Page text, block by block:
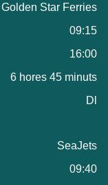
Golden Star Ferries
09:15
16:00
6 hores 45 minuts
Dl
SeaJets
09:40